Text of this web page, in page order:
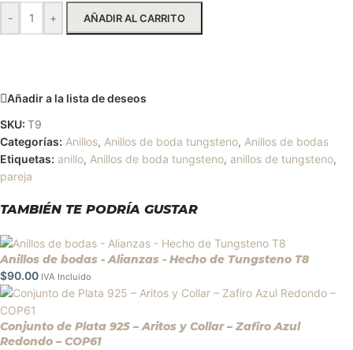
- + AÑADIR AL CARRITO
Añadir a la lista de deseos
SKU: T9
Categorías: Anillos, Anillos de boda tungsteno, Anillos de bodas
Etiquetas: anillo, Anillos de boda tungsteno, anillos de tungsteno,
pareja
TAMBIÉN TE PODRÍA GUSTAR
Anillos de bodas - Alianzas - Hecho de Tungsteno T8
$90.00 IVA Incluido
Conjunto de Plata 925 – Aritos y Collar – Zafiro Azul
Redondo – COP61